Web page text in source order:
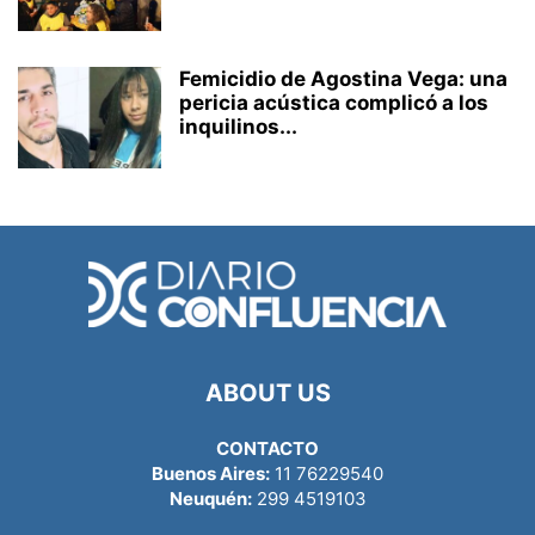
Femicidio de Agostina Vega: una
pericia acústica complicó a los
inquilinos...
ABOUT US
CONTACTO
Buenos Aires: 11 76229540
Neuquén:299 4519103